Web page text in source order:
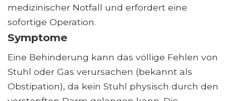
medizinischer Notfall und erfordert eine
sofortige Operation.
Symptome
Eine Behinderung kann das völlige Fehlen von
Stuhl oder Gas verursachen (bekannt als
Obstipation), da kein Stuhl physisch durch den